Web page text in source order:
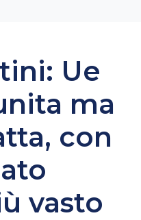
Ue
ma
con
vasto